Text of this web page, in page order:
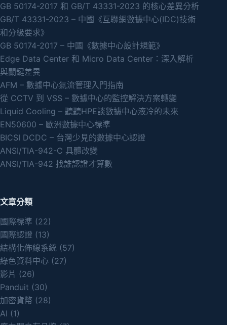
GB 50174-2017 和 GB/T 43331-2023 的核心差異分析
GB/T 43331-2023 – 中國《互聯網數據中心(IDC)技術
和分級要求》
GB 50174-2017 – 中國《數據中心設計規範》
Edge Data Center 和 Micro Data Center：深入解析
與關鍵差異
AFM – 數據中心氣流管理入門指南
從 CCTV 到 VSS – 數據中心的監控解決方案轉變
Liquid Cooling – 聽聽HPE談數據中心液冷的未來
EN50600 – 歐洲數據中心標準
BICSI DCDC – 台灣少見的數據中心認證
ANSI/TIA-942-C 具體改變
ANSI/TIA-942 找誰認證才算數
文章分類
國際標準 (22)
國際認證 (13)
結構化佈線系統 (57)
綠色資料中心 (27)
影片 (26)
Panduit (30)
加密貨幣 (28)
AI (1)